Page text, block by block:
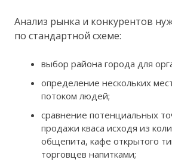
Анализ рынка и конкурентов
по стандартной схеме:
выбор района города для
определение нескольких
потоком людей;
сравнение потенциальных
продажи кваса исходя из
общепита, кафе открытого
торговцев напитками;